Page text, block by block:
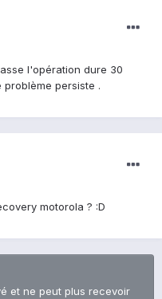
l'opération dure 30
persiste .
motorola ? :D
et ne peut plus recevoir